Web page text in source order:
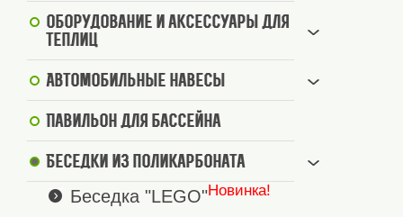
Оборудование и аксессуары для
теплиц
Автомобильные навесы
Павильон для бассейна
Беседки из поликарбоната
Беседка "LEGO"Новинка!